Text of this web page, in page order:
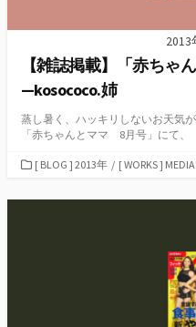
2013
【雑誌掲載】「赤ちゃ
—kosococo.姉
蒸し暑く、ハッキリしないお天気
「赤ちゃんとママ 8月号」にて、
カ
ゴ
[ BLOG ] 2013年 / [ WORKS ] MEDIA